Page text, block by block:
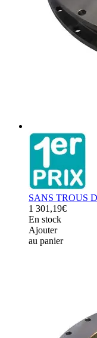
SANS TROUS
1 301,19€
En stock
Ajouter
au panier